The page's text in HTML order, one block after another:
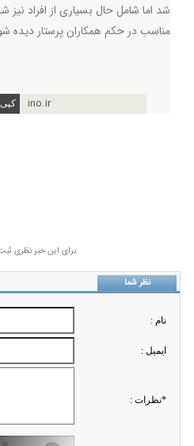
شد اما شامل حال بسیاری از افراد نیز
مناسب در حکم همکاران پرستار دیده
ino.ir
برای این خبر نظری
نظر شما
نام :
ايميل :
*نظرات :